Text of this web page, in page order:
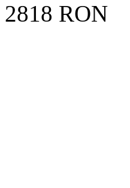
2818 RON